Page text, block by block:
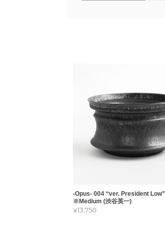
-Opus- 004 “ver. President Low”
※Medium (渋谷英一)
¥13,750